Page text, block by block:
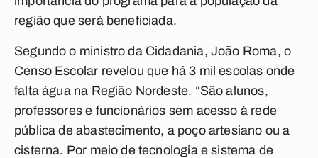
região que será beneficiada.
Segundo o ministro da Cidadania, João Roma, o
Censo Escolar revelou que há 3 mil escolas onde
falta água na Região Nordeste. “São alunos,
professores e funcionários sem acesso à rede
pública de abastecimento, a poço artesiano ou a
cisterna. Por meio de tecnologia e sistema de